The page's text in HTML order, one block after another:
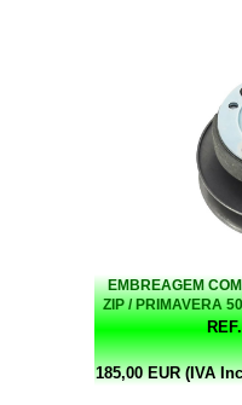
EMBREAGEM
ZIP / PRIMAVERA
185,00 EUR (IVA